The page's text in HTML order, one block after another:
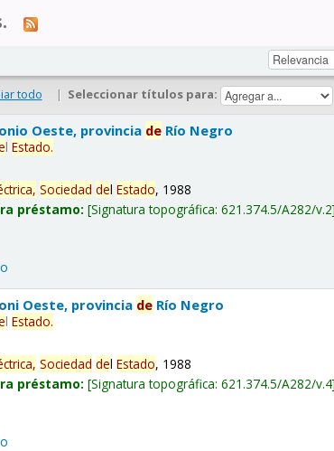
todo | Seleccionar títulos para:
Oeste, provincia de Río Negro
lEstado.
Sociedad delEstado, 1988
préstamo: Signatura topográfica:621.374.5/A282/v.2
Oeste, provincia de Río Negro
lEstado.
Sociedad delEstado, 1988
préstamo: Signatura topográfica:621.374.5/A282/v.4